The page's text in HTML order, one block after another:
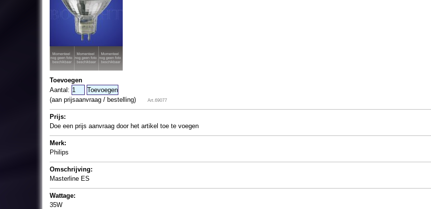
Toevoegen
Aantal:
(aan prijsaanvraag / bestelling)
Art.69077
Prijs:
Doe een prijs aanvraag door het artikel toe te voegen
Merk:
Philips
Omschrijving:
Masterline ES
Wattage:
35W